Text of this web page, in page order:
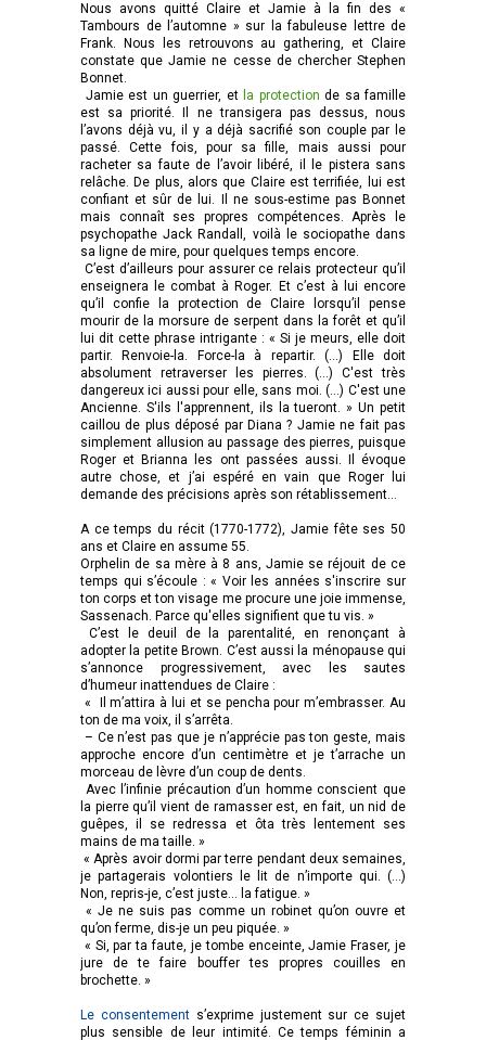
Nous avons quitté Claire et Jamie à la fin des «
Tambours de l’automne » sur la fabuleuse lettre de
Frank. Nous les retrouvons au gathering, et Claire
constate que Jamie ne cesse de chercher Stephen
Bonnet.
Jamie est un guerrier, et la protection de sa famille
est sa priorité. Il ne transigera pas dessus, nous
l’avons déjà vu, il y a déjà sacrifié son couple par le
passé. Cette fois, pour sa fille, mais aussi pour
racheter sa faute de l’avoir libéré, il le pistera sans
relâche. De plus, alors que Claire est terrifiée, lui est
confiant et sûr de lui. Il ne sous-estime pas Bonnet
mais connaît ses propres compétences. Après le
psychopathe Jack Randall, voilà le sociopathe dans
sa ligne de mire, pour quelques temps encore.
C’est d’ailleurs pour assurer ce relais protecteur qu’il
enseignera le combat à Roger. Et c’est à lui encore
qu’il confie la protection de Claire lorsqu’il pense
mourir de la morsure de serpent dans la forêt et qu’il
lui dit cette phrase intrigante : « Si je meurs, elle doit
partir. Renvoie-la. Force-la à repartir. (…) Elle doit
absolument retraverser les pierres. (…) C'est très
dangereux ici aussi pour elle, sans moi. (…) C'est une
Ancienne. S'ils l'apprennent, ils la tueront. » Un petit
caillou de plus déposé par Diana ? Jamie ne fait pas
simplement allusion au passage des pierres, puisque
Roger et Brianna les ont passées aussi. Il évoque
autre chose, et j’ai espéré en vain que Roger lui
demande des précisions après son rétablissement…
A ce temps du récit (1770-1772), Jamie fête ses 50
ans et Claire en assume 55.
Orphelin de sa mère à 8 ans, Jamie se réjouit de ce
temps qui s’écoule : « Voir les années s'inscrire sur
ton corps et ton visage me procure une joie immense,
Sassenach. Parce qu'elles signifient que tu vis. »
C’est le deuil de la parentalité, en renonçant à
adopter la petite Brown. C’est aussi la ménopause qui
s’annonce progressivement, avec les sautes
d’humeur inattendues de Claire :
« Il m’attira à lui et se pencha pour m’embrasser. Au
ton de ma voix, il s’arrêta.
– Ce n’est pas que je n’apprécie pas ton geste, mais
approche encore d’un centimètre et je t’arrache un
morceau de lèvre d’un coup de dents.
Avec l’infinie précaution d’un homme conscient que
la pierre qu’il vient de ramasser est, en fait, un nid de
guêpes, il se redressa et ôta très lentement ses
mains de ma taille. »
« Après avoir dormi par terre pendant deux semaines,
je partagerais volontiers le lit de n’importe qui. (…)
Non, repris-je, c’est juste… la fatigue. »
« Je ne suis pas comme un robinet qu’on ouvre et
qu’on ferme, dis-je un peu piquée. »
« Si, par ta faute, je tombe enceinte, Jamie Fraser, je
jure de te faire bouffer tes propres couilles en
brochette. »
Le consentements’exprime justement sur ce sujet
plus sensible de leur intimité. Ce temps féminin a